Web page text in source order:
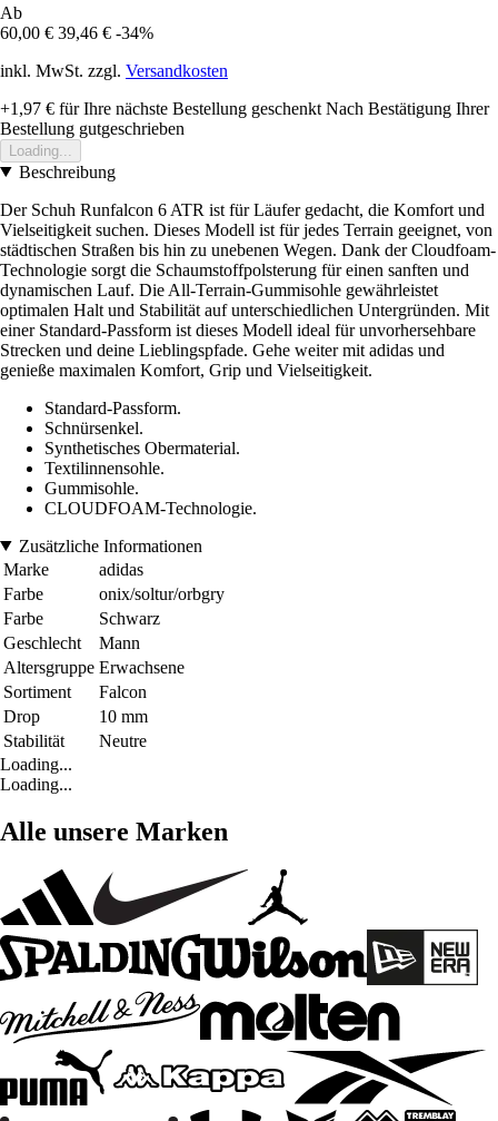
Ab
60,00 € 39,46 € -34%
inkl. MwSt. zzgl. Versandkosten
+1,97 € für Ihre nächste Bestellung geschenkt Nach Bestätigung Ihrer
Bestellung gutgeschrieben
Loading...
Beschreibung
Der Schuh Runfalcon 6 ATR ist für Läufer gedacht, die Komfort und
Vielseitigkeit suchen. Dieses Modell ist für jedes Terrain geeignet, von
städtischen Straßen bis hin zu unebenen Wegen. Dank der Cloudfoam-
Technologie sorgt die Schaumstoffpolsterung für einen sanften und
dynamischen Lauf. Die All-Terrain-Gummisohle gewährleistet
optimalen Halt und Stabilität auf unterschiedlichen Untergründen. Mit
einer Standard-Passform ist dieses Modell ideal für unvorhersehbare
Strecken und deine Lieblingspfade. Gehe weiter mit adidas und
genieße maximalen Komfort, Grip und Vielseitigkeit.
Standard-Passform.
Schnürsenkel.
Synthetisches Obermaterial.
Textilinnensohle.
Gummisohle.
CLOUDFOAM-Technologie.
Zusätzliche Informationen
Marke
adidas
Farbe
onix/soltur/orbgry
Farbe
Schwarz
Geschlecht
Mann
Altersgruppe Erwachsene
Sortiment
Falcon
Drop
10 mm
Stabilität
Neutre
Loading...
Loading...
Alle unsere Marken